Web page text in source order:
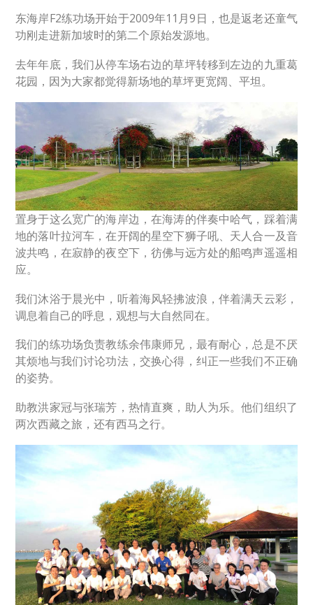
东海岸F2练功场开始于2009年11月9日，也是返老还童气
功刚走进新加坡时的第二个原始发源地。
去年年底，我们从停车场右边的草坪转移到左边的九重葛
花园，因为大家都觉得新场地的草坪更宽阔、平坦。
置身于这么宽广的海岸边，在海涛的伴奏中哈气，踩着满
地的落叶拉河车，在开阔的星空下狮子吼、天人合一及音
波共鸣，在寂静的夜空下，彷佛与远方处的船鸣声遥遥相
应。
我们沐浴于晨光中，听着海风轻拂波浪，伴着满天云彩，
调息着自己的呼息，观想与大自然同在。
我们的练功场负责教练余伟康师兄，最有耐心，总是不厌
其烦地与我们讨论功法，交换心得，纠正一些我们不正确
的姿势。
助教洪家冠与张瑞芳，热情直爽，助人为乐。他们组织了
两次西藏之旅，还有西马之行。